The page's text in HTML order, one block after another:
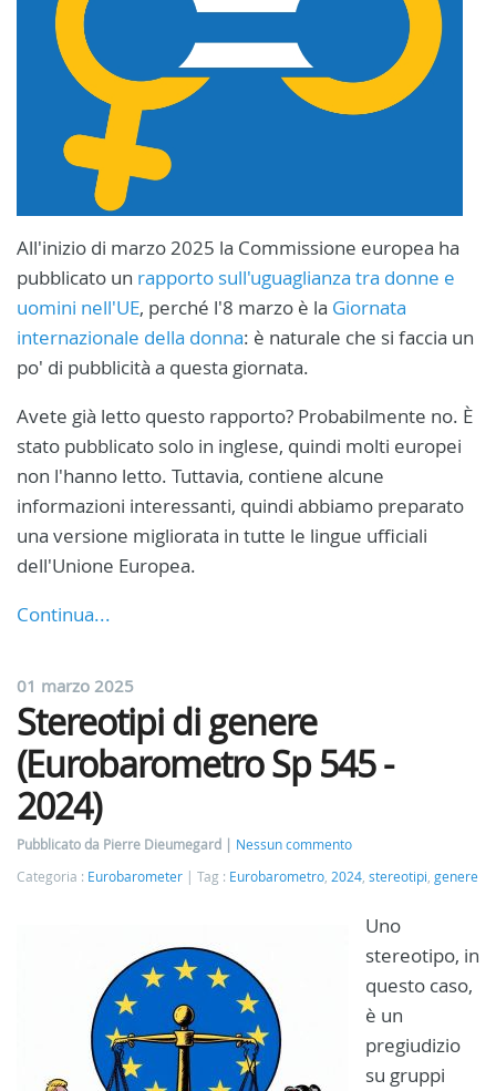
All'inizio di marzo 2025 la Commissione europea ha
pubblicato un rapporto sull'uguaglianza tra donne e
uomini nell'UE, perché l'8 marzo è la Giornata
internazionale della donna: è naturale che si faccia un
po' di pubblicità a questa giornata.
Avete già letto questo rapporto? Probabilmente no. È
stato pubblicato solo in inglese, quindi molti europei
non l'hanno letto. Tuttavia, contiene alcune
informazioni interessanti, quindi abbiamo preparato
una versione migliorata in tutte le lingue ufficiali
dell'Unione Europea.
Continua...
01 marzo 2025
Stereotipi di genere
(Eurobarometro Sp 545 -
2024)
Pubblicato da Pierre Dieumegard
Nessun commento
Categoria : Eurobarometer Tag : Eurobarometro, 2024, stereotipi, genere
Uno
stereotipo, in
questo caso,
è un
pregiudizio
su gruppi